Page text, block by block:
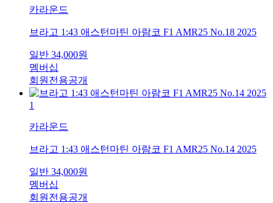
카라운드
브라고 1:43 애스턴마틴 아람코 F1 AMR25 No.18 2025
일반 34,000원
멤버십
회원전용공개
1
카라운드
브라고 1:43 애스턴마틴 아람코 F1 AMR25 No.14 2025
일반 34,000원
멤버십
회원전용공개